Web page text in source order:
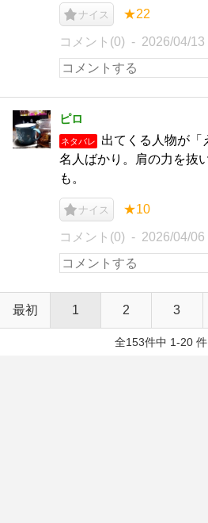
ナイス ★22
コメント(0) 2026/04/13
ピロ
ネタバレ
出てくる人物が「
名人ばかり。肩の力を抜
も。
ナイス ★10
コメント(0) 2026/04/06
最初 1 2 3
全153件中 1-20